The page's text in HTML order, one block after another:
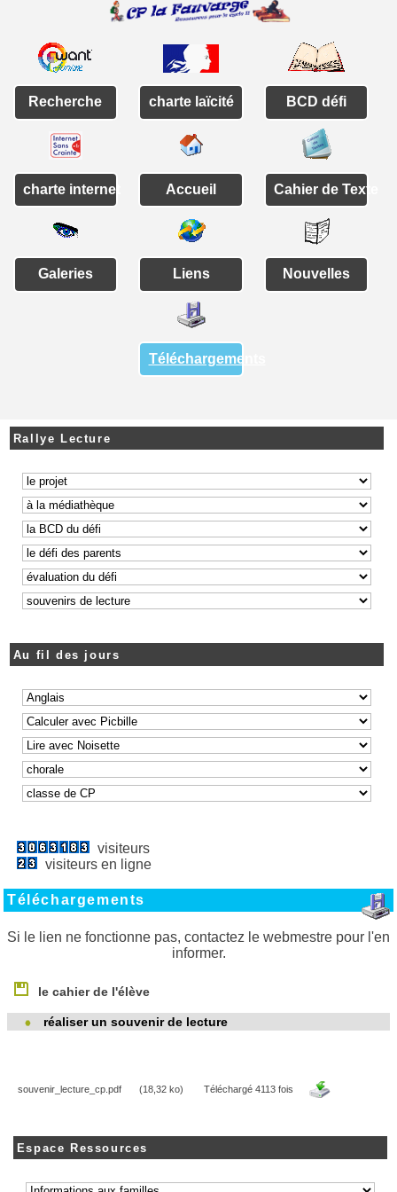
Recherche charte laïcité BCD défi
charte internet Accueil Cahier de Texte
Galeries Liens Nouvelles
Téléchargements
Rallye Lecture
Au fil des jours
visiteurs
visiteurs en ligne
Téléchargements
Si le lien ne fonctionne pas, contactez le webmestre pour l'en
informer.
le cahier de l'élève
réaliser un souvenir de lecture
souvenir_lecture_cp.pdf (18,32 ko) Téléchargé 4113 fois
Espace Ressources